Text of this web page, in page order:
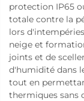
protection IP65
totale contre la
lors
neige et
joints et de
d'humidité dans
tout en
thermiques